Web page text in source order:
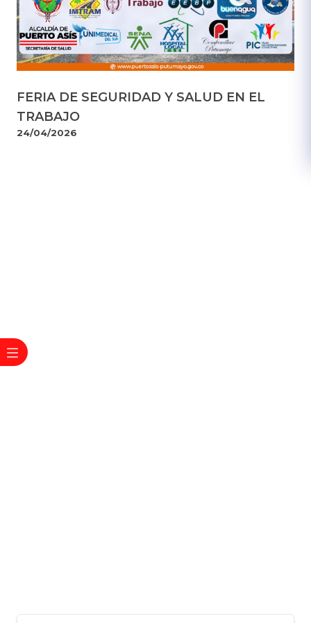
FERIA DE SEGURIDAD Y SALUD EN EL
TRABAJO
24/04/2026